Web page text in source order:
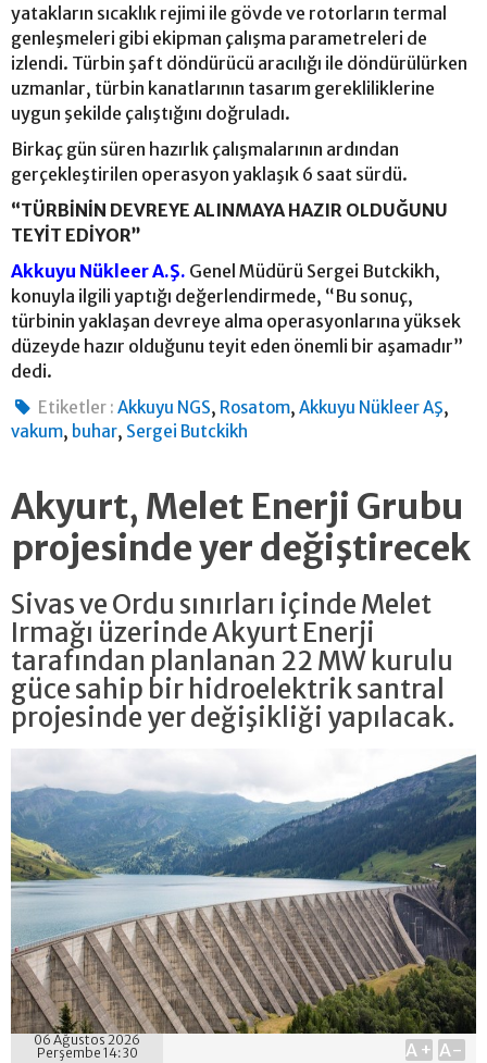
yatakların sıcaklık rejimi ile gövde ve rotorların termal
genleşmeleri gibi ekipman çalışma parametreleri de
izlendi. Türbin şaft döndürücü aracılığı ile döndürülürken
uzmanlar, türbin kanatlarının tasarım gerekliliklerine
uygun şekilde çalıştığını doğruladı.
Birkaç gün süren hazırlık çalışmalarının ardından
gerçekleştirilen operasyon yaklaşık 6 saat sürdü.
“TÜRBİNİN DEVREYE ALINMAYA HAZIR OLDUĞUNU
TEYİT EDİYOR”
Akkuyu Nükleer A.Ş. Genel Müdürü Sergei Butckikh,
konuyla ilgili yaptığı değerlendirmede, “Bu sonuç,
türbinin yaklaşan devreye alma operasyonlarına yüksek
düzeyde hazır olduğunu teyit eden önemli bir aşamadır”
dedi.
Etiketler : Akkuyu NGS, Rosatom,Akkuyu Nükleer AŞ,
vakum, buhar, Sergei Butckikh
Akyurt, Melet Enerji Grubu
projesinde yer değiştirecek
Sivas ve Ordu sınırları içinde Melet
Irmağı üzerinde Akyurt Enerji
tarafından planlanan 22 MW kurulu
güce sahip bir hidroelektrik santral
projesinde yer değişikliği yapılacak.
06 Ağustos 2026
Perşembe 14:30
A+ A-